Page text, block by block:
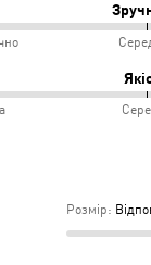
Розмір: